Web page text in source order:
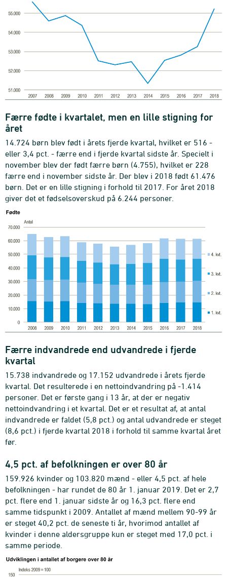
Færre fødte i kvartalet, men en lille stigning for
året
14.724 børn blev født i årets fjerde kvartal, hvilket er 516 -
eller 3,4 pct. - færre end i fjerde kvartal sidste år. Specielt i
november blev der født færre børn (4.755), hvilket er 228
færre end i november sidste år. Der blev i 2018 født 61.476
børn. Det er en lille stigning i forhold til 2017. For året 2018
giver det et fødselsoverskud på 6.244 personer.
Færre indvandrede end udvandrede i fjerde
kvartal
15.738 indvandrede og 17.152 udvandrede i årets fjerde
kvartal. Det resulterede i en nettoindvandring på -1.414
personer. Det er første gang i 13 år, at der er negativ
nettoindvandring i et kvartal. Det er et resultat af, at antal
indvandrede er faldet (5,8 pct.) og antal udvandrede er steget
(8,6 pct.) i fjerde kvartal 2018 i forhold til samme kvartal året
før.
4,5 pct. af befolkningen er over 80 år
159.926 kvinder og 103.820 mænd - eller 4,5 pct. af hele
befolkningen - har rundet de 80 år 1. januar 2019. Det er 2,7
pct. flere end 1. januar sidste år og 16,3 pct. flere end
samme tidspunkt i 2009. Antallet af mænd mellem 90-99 år
er steget 40,2 pct. de seneste ti år, hvorimod antallet af
kvinder i denne aldersgruppe kun er steget med 17,0 pct. i
samme periode.